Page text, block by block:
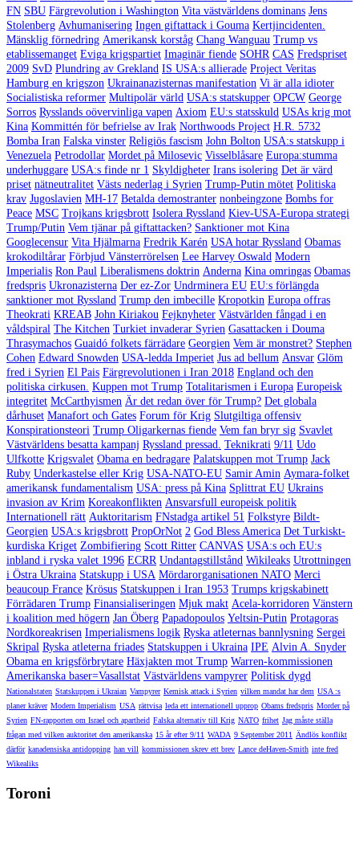
FN SBU Färgrevolution i Washington Vita västvärldens dominans Jens
Stolenberg Avhumanisering Ingen giftattack i Gouma Kertjincidenten.
Mänsklig förnedring Amerikansk korståg Chang Wanguau Trump vs
etablissemanget Eviga krigspartiet Imaginär fiende SOHR CAS Fredspriset
2009 SvD Plundring av Grekland IS USA:s allierade Project Veritas
Hamburg en krigszon Ukrainanazisternas manifestation Vi är alla idioter
Socialistiska reformer Multipolär värld USA:s statskupper OPCW George
Sorros Rysslands oövervinliga vapen Axiom EU:s statsskuld USAs krig mot
Kina Kommittén för befrielse av Irak Northwoods Project H.R. 5732
Bomba Iran Falska vinster Religiös fascism John Bolton USA:s statskupp i
Venezuela Petrodollar Mordet på Milosevic Visselblåsare Europa:stumma
underhuggare USA:s finde nr 1 Skyldigheter Irans isolering Det är värd
priset nätneutralitet Västs nederlag i Syrien Trump-Putin mötet Politiska
krav Jugoslavien MH-17 Betalda demostranter nonbeingzone Bombs for
Peace MSC Trojkans krigsbrott Isolera Ryssland Kiev-USA-Europa strategi
Trump/Putin Vem tjänar på giftattacken? Sanktioner mot Kina
Googlecensur Vita Hjälmarna Fredrik Karén USA hotar Ryssland Obamas
krokodiltårar Förbjud Vänsterrörelsen Lee Harvey Oswald Modern
Imperialis Ron Paul Liberalismens doktrin Anderna Kina omringas Obamas
fredspris Ukronazisterna Der ez-Zor Undrminera EU EU:s förlängda
sanktioner mot Ryssland Trump den imbecille Kropotkin Europa offras
Theokrati KREAB John Kiriakou Fejknyheter Västvärlden fångad i en
våldspiral The Kitchen Turkiet invaderar Syrien Gasattacken i Douma
Thrasymachos Guaidó folkets färrädare Georgien Vem är monstret? Stephen
Cohen Edward Snowden USA-ledda Imperiet Jus ad bellum Ansvar Glöm
fred i Syrien El Pais Färgrevolutionen i Iran 2018 England och den
politiska cirkusen. Kuppen mot Trump Totalitarismen i Europa Europeisk
integritet McCarthyismen Är det redan över för Trump? Det globala
dårhuset Manafort och Gates Forum för Krig Slutgiltiga offensiv
Konspirationsteori Trump Oligarkernas fiende Vem fan bryr sig Svavlet
Västvärldens besatta kampanj Ryssland pressad. Teknikrati 9/11 Udo
Ulfkotte Krigsvalet Obama en bedragare Palatskuppen mot Trump Jack
Ruby Underkastelse eller Krig USA-NATO-EU Samir Amin Aymara-folket
amerikansk fundamentalism USA: press på Kina Splittrat EU Ukrains
invasion av Krim Koreakonflikten Ansvarsfull europeisk politik
Internationell rätt Auktoritarism FNstadga artikel 51 Folkstyre Bildt-
Georgien USA:s krigsbrott PropOrNot 2 God Bless America Det Turkiskt-
kurdiska Kriget Zombifiering Scott Ritter CANVAS USA:s och EU:s
inbland i ryska valet 1996 ECRR Undantagstillstånd Wikileaks Utrottningen
i Östra Ukraina Statskupp i USA Mördarorganisationen NATO Merci
beaucoup France Krösus Statskuppen i Iran 1953 Trumps krigskabinett
Förrädaren Trump Finansialiseringen Mjuk makt Acela-korridoren Vänstern
i koalition med högern Jan Öberg Papadopoulos Yeltsin-Putin Protagoras
Nordkoreakrisen Imperialismens logik Ryska atleternas bannlysning Sergei
Skripal Ryska atleterna friades Statskuppen i Ukraina IPE Alvin A. Snyder
Obama en krigsförbrytare Häxjakten mot Trump Warren-kommissionen
Amerikanska baser=Vasallstat Västvärldens vampyrer Politisk dygd
Nationalstaten Statskuppen i Ukraian Vampyrer Kemisk attack i Syrien vilken mandat har dem USA :s
planer kräver Modern Imperialism USA rättvisa leda ett internationell upprop Obams fredspris Morder på
Syrien FN-rapporten om Israel och apartheid Falska alternativ till Krig NATO frihet Jag måste ställa
frågan med vilken auktoritet den amerikanska 15 år efter 9/11 WADA 9 September 2011 Ändlös konflikt
därför kanadensiska antidopping han vill kommissionen skrev ett brev Lance deHaven-Smith inte fred
Wikealiks
Toroni